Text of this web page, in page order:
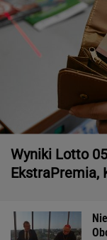
Wyniki Lotto
EkstraPremia,